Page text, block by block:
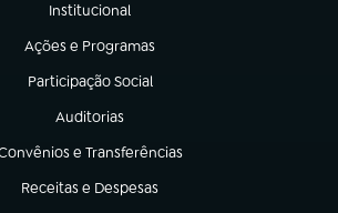
Institucional
(abre em nova aba)
Ações e Programas
(abre em nova aba)
Participação Social
(abre em nova aba)
Auditorias
(abre em nova aba)
e Transferências
em nova aba)
Receitas e Despesas
(abre em nova aba)